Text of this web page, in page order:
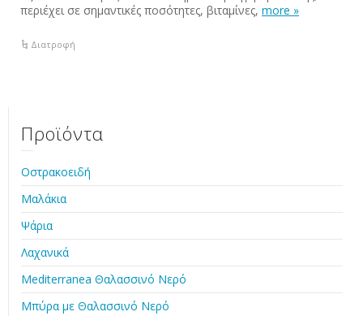
περιέχει σε σημαντικές ποσότητες, βιταμίνες, more »
Διατροφή
Προϊόντα
Οστρακοειδή
Μαλάκια
Ψάρια
Λαχανικά
Mediterranea Θαλασσινό Νερό
Μπύρα με Θαλασσινό Νερό